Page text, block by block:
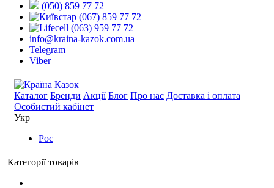
(050) 859 77 72
(067) 859 77 72
(063) 959 77 72
info@kraina-kazok.com.ua
Telegram
Viber
Каталог Бренди Акції Блог Про нас Доставка і оплата
Особистий кабінет
Укр
Рос
Категорії товарів